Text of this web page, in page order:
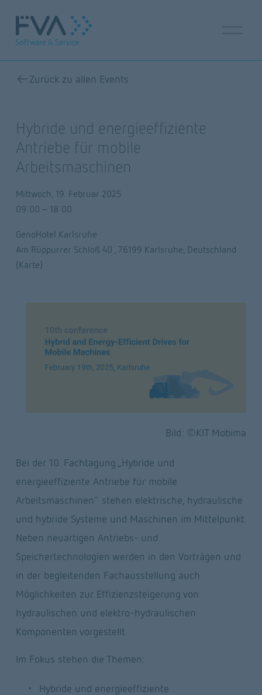
ü
Zurück zu allen Events
Hybride und energieeffiziente
Antriebe für mobile
Arbeitsmaschinen
Mittwoch, 19. Februar 2025
09:00
18:00
GenoHotel Karlsruhe
Am Rüppurrer Schloß 40
76199 Karlsruhe Deutschland
(Karte)
Bild: ©KIT Mobima
Bei der 10. Fachtagung „Hybride und
energieeffiziente Antriebe für mobile
Arbeitsmaschinen" stehen elektrische, hydraulische
und hybride Systeme und Maschinen im Mittelpunkt.
Neben neuartigen Antriebs- und
Speichertechnologien werden in den Vorträgen und
in der begleitenden Fachausstellung auch
Möglichkeiten zur Effizienzsteigerung von
hydraulischen und elektro-hydraulischen
Komponenten vorgestellt.
Im Fokus stehen die Themen:
Hybride und energieeffiziente